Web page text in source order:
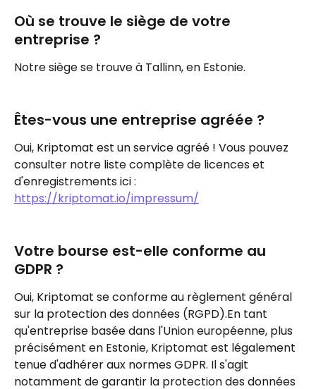
Où se trouve le siège de votre
entreprise ?
Notre siège se trouve à Tallinn, en Estonie.
Êtes-vous une entreprise agréée ?
Oui, Kriptomat est un service agréé ! Vous pouvez
consulter notre liste complète de licences et
d'enregistrements ici :
https://kriptomat.io/impressum/
Votre bourse est-elle conforme au
GDPR ?
Oui, Kriptomat se conforme au règlement général
sur la protection des données (RGPD).En tant
qu'entreprise basée dans l'Union européenne, plus
précisément en Estonie, Kriptomat est légalement
tenue d'adhérer aux normes GDPR. Il s'agit
notamment de garantir la protection des données